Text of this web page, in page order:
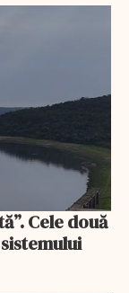
Cele două